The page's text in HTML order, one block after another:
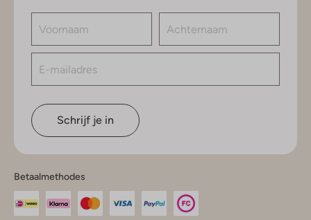
Schrijf je in
Betaalmethodes